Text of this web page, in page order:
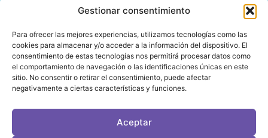
Gestionar consentimiento
Para ofrecer las mejores experiencias, utilizamos tecnologías como las
cookies para almacenar y/o acceder a la información del dispositivo. El
consentimiento de estas tecnologías nos permitirá procesar datos como
el comportamiento de navegación o las identificaciones únicas en este
sitio. No consentir o retirar el consentimiento, puede afectar
negativamente a ciertas características y funciones.
Aceptar
El underground en Ibiza es cosa de Pyramid
06/08/2026